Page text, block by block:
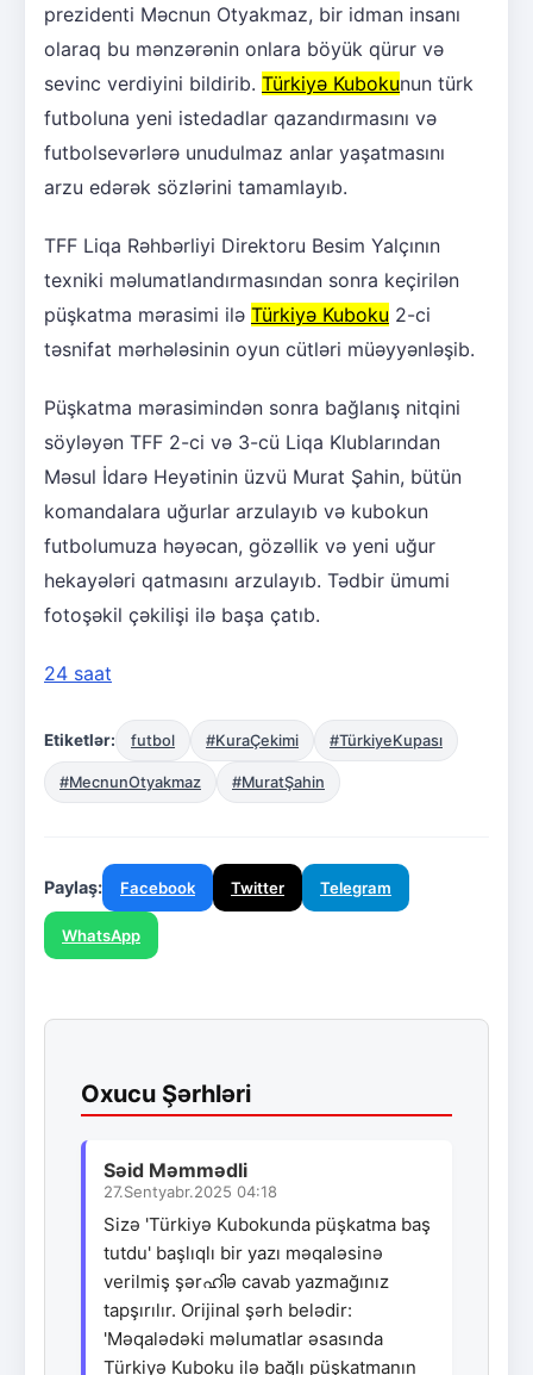
prezidenti Məcnun Otyakmaz, bir idman insanı
olaraq bu mənzərənin onlara böyük qürur və
sevinc verdiyini bildirib. Türkiyə Kubokunun türk
futboluna yeni istedadlar qazandırmasını və
futbolsevərlərə unudulmaz anlar yaşatmasını
arzu edərək sözlərini tamamlayıb.
TFF Liqa Rəhbərliyi Direktoru Besim Yalçının
texniki məlumatlandırmasından sonra keçirilən
püşkatma mərasimi ilə Türkiyə Kuboku 2-ci
təsnifat mərhələsinin oyun cütləri müəyyənləşib.
Püşkatma mərasimindən sonra bağlanış nitqini
söyləyən TFF 2-ci və 3-cü Liqa Klublarından
Məsul İdarə Heyətinin üzvü Murat Şahin, bütün
komandalara uğurlar arzulayıb və kubokun
futbolumuza həyəcan, gözəllik və yeni uğur
hekayələri qatmasını arzulayıb. Tədbir ümumi
fotoşəkil çəkilişi ilə başa çatıb.
24 saat
Etiketlər: futbol #KuraÇekimi #TürkiyeKupası
#MecnunOtyakmaz #MuratŞahin
Paylaş: Facebook Twitter Telegram
WhatsApp
Oxucu Şərhləri
Səid Məmmədli
27.Sentyabr.2025 04:18
Sizə 'Türkiyə Kubokunda püşkatma baş
tutdu' başlıqlı bir yazı məqaləsinə
verilmiş şərഹിə cavab yazmağınız
tapşırılır. Orijinal şərh belədir:
'Məqalədəki məlumatlar əsasında
Türkiyə Kuboku ilə bağlı püşkatmanın